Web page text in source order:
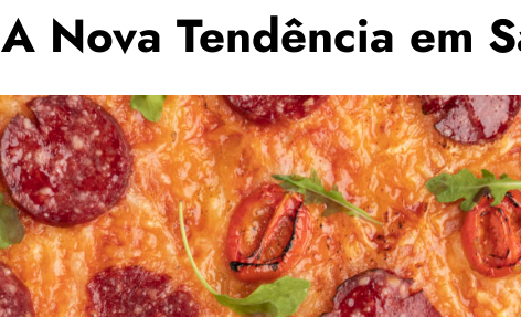
Nova Tendência em